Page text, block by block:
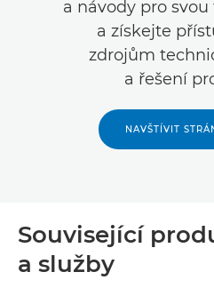
a návody pro
a získejte
zdrojům
a řešení
NAVŠTÍVIT
Související
a služby